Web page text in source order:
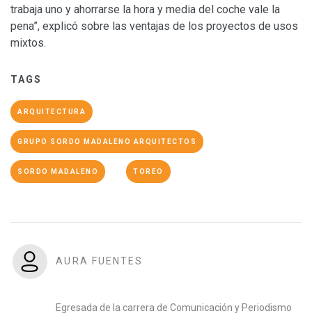
trabaja uno y ahorrarse la hora y media del coche vale la
pena”, explicó sobre las ventajas de los proyectos de usos
mixtos.
TAGS
ARQUITECTURA
GRUPO SORDO MADALENO ARQUITECTOS
SORDO MADALENO TOREO
AURA FUENTES
Egresada de la carrera de Comunicación y Periodismo